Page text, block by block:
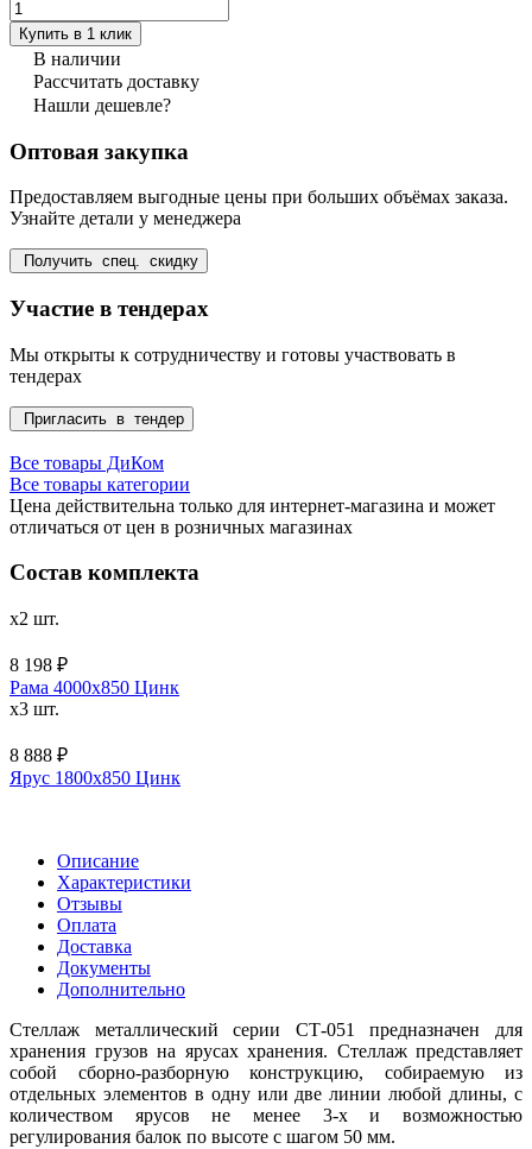
Купить в 1 клик
В наличии
Рассчитать доставку
Нашли дешевле?
Оптовая закупка
Предоставляем выгодные цены при больших объёмах заказа.
Узнайте детали у менеджера
Получить спец. скидку
Участие в тендерах
Мы открыты к сотрудничеству и готовы участвовать в
тендерах
Пригласить в тендер
Все товары ДиКом
Все товары категории
Цена действительна только для интернет-магазина и может
отличаться от цен в розничных магазинах
Состав комплекта
x2 шт.
8 198 ₽
Рама 4000х850 Цинк
x3 шт.
8 888 ₽
Ярус 1800x850 Цинк
Описание
Характеристики
Отзывы
Оплата
Доставка
Документы
Дополнительно
Стеллаж металлический серии СТ-051 предназначен для
хранения грузов на ярусах хранения. Стеллаж представляет
собой сборно-разборную конструкцию, собираемую из
отдельных элементов в одну или две линии любой длины, с
количеством ярусов не менее 3-х и возможностью
регулирования балок по высоте с шагом 50 мм.